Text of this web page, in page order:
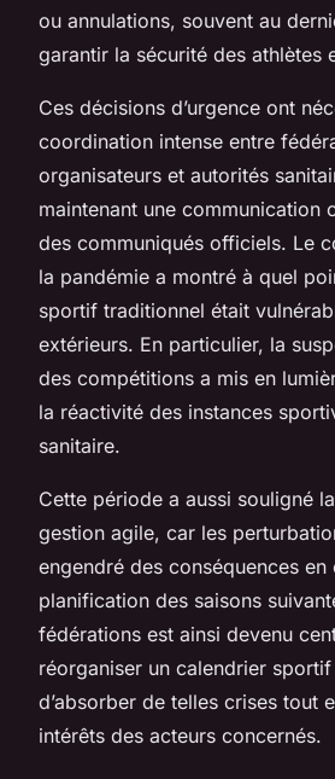
ou annulations, souvent au
garantir la sécurité des athlètes
Ces décisions d’urgence ont
coordination intense entre
organisateurs et autorités
maintenant une communication
des communiqués officiels. Le
la pandémie a montré à quel
sportif traditionnel était
extérieurs. En particulier, la
des compétitions a mis en
la réactivité des instances
sanitaire.
Cette période a aussi souligné
gestion agile, car les
engendré des conséquences en
planification des saisons
fédérations est ainsi devenu
réorganiser un calendrier
d’absorber de telles crises tout
intérêts des acteurs concernés.